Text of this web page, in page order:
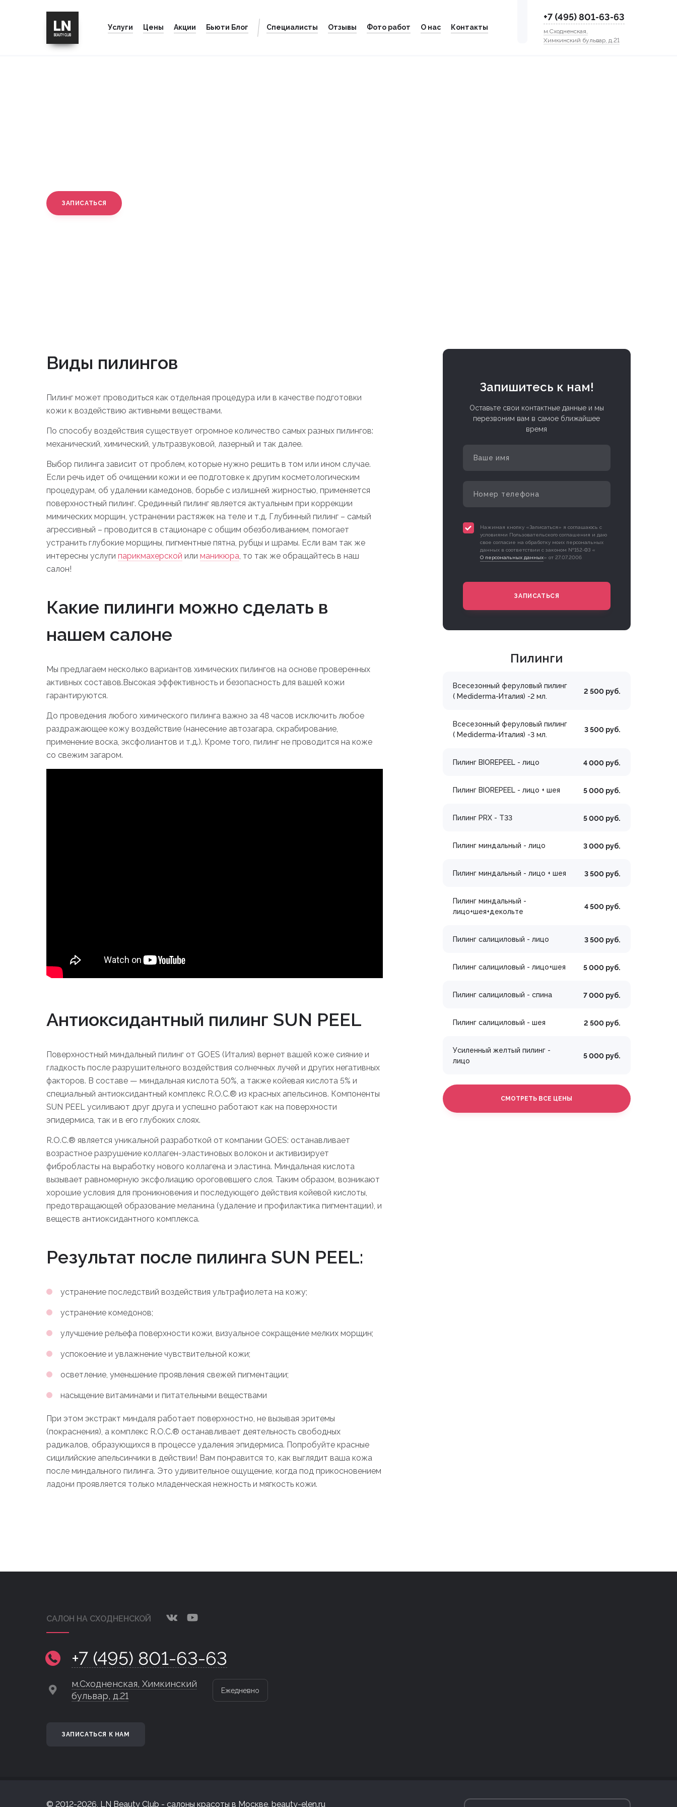
Услуги Цены Акции Бьюти Блог Специалисты Отзывы Фото работ О нас Контакты
+7 (495) 801-63-63
м.Сходненская,
Химкинский бульвар, д.21
ЗАПИСАТЬСЯ
Виды пилингов
Пилинг может проводиться как отдельная процедура или в качестве подготовки
кожи к воздействию активными веществами.
По способу воздействия существует огромное количество самых разных пилингов:
механический, химический, ультразвуковой, лазерный и так далее.
Выбор пилинга зависит от проблем, которые нужно решить в том или ином случае.
Если речь идет об очищении кожи и ее подготовке к другим косметологическим
процедурам, об удалении камедонов, борьбе с излишней жирностью, применяется
поверхностный пилинг. Срединный пилинг является актуальным при коррекции
мимических морщин, устранении растяжек на теле и т.д. Глубинный пилинг – самый
агрессивный – проводится в стационаре с общим обезболиванием, помогает
устранить глубокие морщины, пигментные пятна, рубцы и шрамы. Если вам так же
интересны услуги парикмахерской или маникюра, то так же обращайтесь в наш
салон!
Какие пилинги можно сделать в
нашем салоне
Мы предлагаем несколько вариантов химических пилингов на основе проверенных
активных составов.Высокая эффективность и безопасность для вашей кожи
гарантируются.
До проведения любого химического пилинга важно за 48 часов исключить любое
раздражающее кожу воздействие (нанесение автозагара, скрабирование,
применение воска, эксфолиантов и т.д.). Кроме того, пилинг не проводится на коже
со свежим загаром.
Антиоксидантный пилинг SUN PEEL
Поверхностный миндальный пилинг от GOES (Италия) вернет вашей коже сияние и
гладкость после разрушительного воздействия солнечных лучей и других негативных
факторов. В составе — миндальная кислота 50%, а также койевая кислота 5% и
специальный антиоксидантный комплекс R.O.C.® из красных апельсинов. Компоненты
SUN PEEL усиливают друг друга и успешно работают как на поверхности
эпидермиса, так и в его глубоких слоях.
R.O.C.® является уникальной разработкой от компании GOES: останавливает
возрастное разрушение коллаген-эластиновых волокон и активизирует
фибробласты на выработку нового коллагена и эластина. Миндальная кислота
вызывает равномерную эксфолиацию ороговевшего слоя. Таким образом, возникают
хорошие условия для проникновения и последующего действия койевой кислоты,
предотвращающей образование меланина (удаление и профилактика пигментации), и
веществ антиоксидантного комплекса.
Результат после пилинга SUN PEEL:
устранение последствий воздействия ультрафиолета на кожу;
устранение комедонов;
улучшение рельефа поверхности кожи, визуальное сокращение мелких морщин;
успокоение и увлажнение чувствительной кожи;
осветление, уменьшение проявления свежей пигментации;
насыщение витаминами и питательными веществами
При этом экстракт миндаля работает поверхностно, не вызывая эритемы
(покраснения), а комплекс R.O.C.® останавливает деятельность свободных
радикалов, образующихся в процессе удаления эпидермиса. Попробуйте красные
сицилийские апельсинчики в действии! Вам понравится то, как выглядит ваша кожа
после миндального пилинга. Это удивительное ощущение, когда под прикосновением
ладони проявляется только младенческая нежность и мягкость кожи.
Запишитесь к нам!
Оставьте свои контактные данные и мы
перезвоним вам в самое ближайшее
время
Нажимая кнопку «Записаться» я соглашаюсь с
условиями Пользовательского соглашения и даю
свое согласие на обработку моих персональных
данных в соответствии с законом №152-ФЗ «
О персональных данных» от 27.07.2006
ЗАПИСАТЬСЯ
Пилинги
Всесезонный феруловый пилинг
( Mediderma-Италия) -2 мл.
2 500 руб.
Всесезонный феруловый пилинг
( Mediderma-Италия) -3 мл.
3 500 руб.
Пилинг BIOREPEEL - лицо 4 000 руб.
Пилинг BIOREPEEL - лицо + шея 5 000 руб.
Пилинг PRX - T33 5 000 руб.
Пилинг миндальный - лицо 3 000 руб.
Пилинг миндальный - лицо + шея 3 500 руб.
Пилинг миндальный -
лицо+шея+декольте
4 500 руб.
Пилинг салициловый - лицо 3 500 руб.
Пилинг салициловый - лицо+шея 5 000 руб.
Пилинг салициловый - спина 7 000 руб.
Пилинг салициловый - шея 2 500 руб.
Усиленный желтый пилинг -
лицо
5 000 руб.
СМОТРЕТЬ ВСЕ ЦЕНЫ
САЛОН НА СХОДНЕНСКОЙ
+7 (495) 801-63-63
м.Сходненская, Химкинский
бульвар, д.21
Ежедневно
ЗАПИСАТЬСЯ К НАМ
© 2012-2026, LN Beauty Club - салоны красоты в Москве, beauty-elen.ru